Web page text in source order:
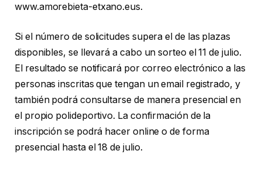
www.amorebieta-etxano.eus.
Si el número de solicitudes supera el de las plazas
disponibles, se llevará a cabo un sorteo el 11 de julio.
El resultado se notificará por correo electrónico a las
personas inscritas que tengan un email registrado, y
también podrá consultarse de manera presencial en
el propio polideportivo. La confirmación de la
inscripción se podrá hacer online o de forma
presencial hasta el 18 de julio.